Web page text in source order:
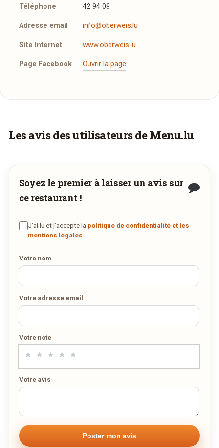
Téléphone 42 94 09
Adresse email info@oberweis.lu
Site Internet www.oberweis.lu
Page Facebook Ouvrir la page
Vous aimeriez être livré ?
en ligne. Demandez-lui de rejoindre
wedely.compour commander et être livré
DES MILLIERS DE PLATS LIVRÉS AU LUXEMBOURG
Les avis des utilisateurs de Menu.lu
Soyez le premier à laisser un avis sur
ce restaurant !
J’ai lu et j’accepte la politique de confidentialité et les
mentions légales
Votre nom
Votre adresse email
Votre note
Votre avis